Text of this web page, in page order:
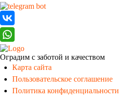
Оградим с заботой и качеством
Карта сайта
Пользовательское соглашение
Политика конфиденциальности